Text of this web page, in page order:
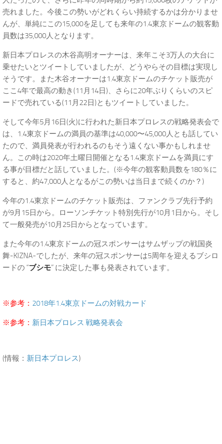
売れました。今後この勢いがどれくらい持続するかは分かりませ
んが、単純にこの15,000を足しても来年の1.4東京ドームの観客動
員数は35,000人となります。
新日本プロレスの木谷高明オーナーは、来年こそ3万人の大台に
乗せたいとツイートしていましたが、どうやらその目標は実現し
そうです。また木谷オーナーは1.4東京ドームのチケット販売が
ここ4年で最高の動き(11月14日)、さらに20年ぶりくらいのスピ
ードで売れている(11月22日)ともツイートしていました。
そして今年5月16日(火)に行われた新日本プロレスの戦略発表会で
は、1.4東京ドームの満員の基準は40,000〜45,000人とも話してい
たので、満員発表が行われるのもそう遠くない事かもしれませ
ん。この時は2020年土曜日開催となる1.4東京ドームを満員にす
る事が目標だと話していました。(※今年の観客動員数を180％に
すると、約47,000人となるがこの勢いは当日まで続くのか？)
今年の1.4東京ドームのチケット販売は、ファンクラブ先行予約
が9月15日から。ローソンチケット特別先行が10月1日から。そし
て一般発売が10月25日からとなっています。
また今年の1.4東京ドームの冠スポンサーはサムザップの戦国炎
舞-KIZNA-でしたが、来年の冠スポンサーは5周年を迎えるブシロ
ードの “ブシモ” に決定した事も発表されています。
※参考： 2018年1.4東京ドームの対戦カード
※参考： 新日本プロレス 戦略発表会
(情報： 新日本プロレス)